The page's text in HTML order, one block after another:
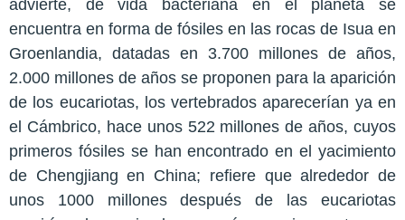
advierte, de vida bacteriana en el planeta se
encuentra en forma de fósiles en las rocas de Isua en
Groenlandia, datadas en 3.700 millones de años,
2.000 millones de años se proponen para la aparición
de los eucariotas, los vertebrados aparecerían ya en
el Cámbrico, hace unos 522 millones de años, cuyos
primeros fósiles se han encontrado en el yacimiento
de Chengjiang en China; refiere que alrededor de
unos 1000 millones después de las eucariotas